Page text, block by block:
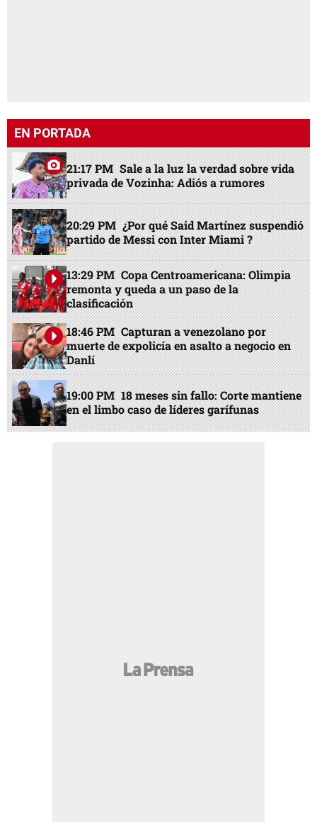
EN PORTADA
21:17 PM Sale a la luz la verdad sobre vida
privada de Vozinha: Adiós a rumores
20:29 PM ¿Por qué Said Martínez suspendió
partido de Messi con Inter Miami ?
13:29 PM Copa Centroamericana: Olimpia
remonta y queda a un paso de la
clasificación
18:46 PM Capturan a venezolano por
muerte de expolicía en asalto a negocio en
Danlí
19:00 PM 18 meses sin fallo: Corte mantiene
en el limbo caso de líderes garífunas